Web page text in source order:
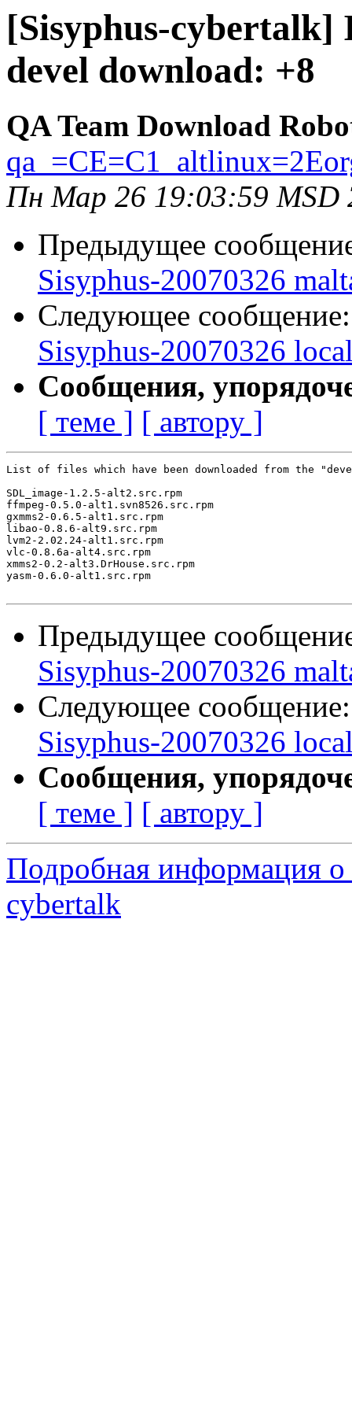
[Sisyphus-cybertalk]
devel download: +8
QA Team Download
Пн Мар 26 19:03:59 MSD
Предыдущее
Sisyphus-20070326
Следующее
Sisyphus-20070326
Сообщения,
[ теме ] [ автору ]
List of files which have been downloaded from the
SDL_image-1.2.5-alt2.src.rpm
ffmpeg-0.5.0-alt1.svn8526.src.rpm
gxmms2-0.6.5-alt1.src.rpm
libao-0.8.6-alt9.src.rpm
lvm2-2.02.24-alt1.src.rpm
vlc-0.8.6a-alt4.src.rpm
xmms2-0.2-alt3.DrHouse.src.rpm
yasm-0.6.0-alt1.src.rpm
Предыдущее
Sisyphus-20070326
Следующее
Sisyphus-20070326
Сообщения,
[ теме ] [ автору ]
Подробная информация о
cybertalk